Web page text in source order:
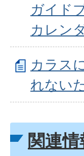
ガイド
カレン
カラス
れない
関連情